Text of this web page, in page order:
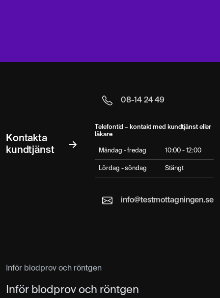
Kontakta
kundtjänst
08-14 24 49
Telefontid – kontakt med kundtjänst eller
läkare
Måndag - fredag 10:00 - 12:00
Lördag - söndag Stängt
info@testmottagningen.se
Inför blodprov och röntgen
Inför blodprov och röntgen